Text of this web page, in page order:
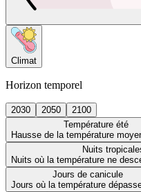
Climat
Horizon temporel
2030 2050
2100
Température été
Hausse de la température
Nuits
Nuits où la température ne
Jours de canicule
Jours où la température